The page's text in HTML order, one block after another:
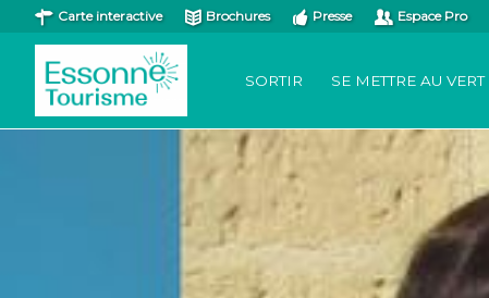
Carte interactive Brochures Presse Espace Pro
SORTIR SE METTRE AU VERT